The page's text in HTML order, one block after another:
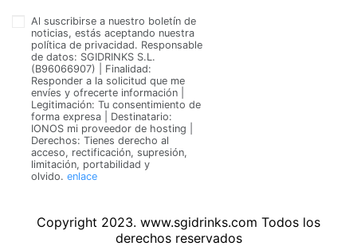
Al suscribirse a nuestro boletín de
noticias, estás aceptando nuestra
política de privacidad. Responsable
de datos: SGIDRINKS S.L.
(B96066907) | Finalidad:
Responder a la solicitud que me
envíes y ofrecerte información |
Legitimación: Tu consentimiento de
forma expresa | Destinatario:
IONOS mi proveedor de hosting |
Derechos: Tienes derecho al
acceso, rectificación, supresión,
limitación, portabilidad y
olvido. enlace
Copyright 2023. www.sgidrinks.com Todos los
derechos reservados